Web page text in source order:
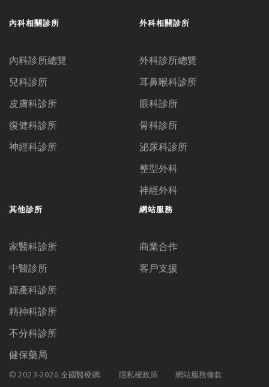
內科相關診所
內科診所總覽
兒科診所
皮膚科診所
復健科診所
神經科診所
外科相關診所
外科診所總覽
耳鼻喉科診所
眼科診所
骨科診所
泌尿科診所
整型外科
神經外科
其他診所
家醫科診所
中醫診所
婦產科診所
精神科診所
不分科診所
健保藥局
網站服務
商業合作
客戶支援
© 2023-2026 全國醫療網. 隱私權政策 網站服務條款